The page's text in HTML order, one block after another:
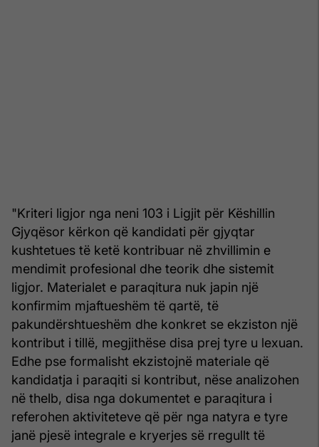
"Kriteri ligjor nga neni 103 i Ligjit për Këshillin
Gjyqësor kërkon që kandidati për gjyqtar
kushtetues të ketë kontribuar në zhvillimin e
mendimit profesional dhe teorik dhe sistemit
ligjor. Materialet e paraqitura nuk japin një
konfirmim mjaftueshëm të qartë, të
pakundërshtueshëm dhe konkret se ekziston një
kontribut i tillë, megjithëse disa prej tyre u lexuan.
Edhe pse formalisht ekzistojnë materiale që
kandidatja i paraqiti si kontribut, nëse analizohen
në thelb, disa nga dokumentet e paraqitura i
referohen aktiviteteve që për nga natyra e tyre
janë pjesë integrale e kryerjes së rregullt të